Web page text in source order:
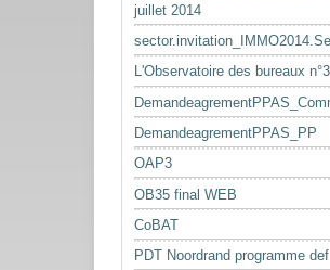
juillet 2014
L'Observatoire des bureaux
DemandeagrementPPAS_PP
OAP3
OB35 final WEB
CoBAT
PDT Noordrand programme def